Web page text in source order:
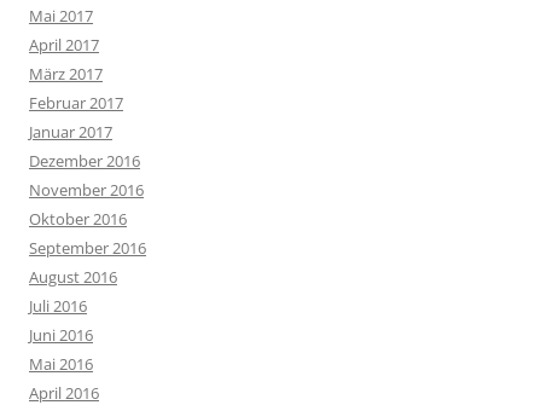
Mai 2017
April 2017
März 2017
Februar 2017
Januar 2017
Dezember 2016
November 2016
Oktober 2016
September 2016
August 2016
Juli 2016
Juni 2016
Mai 2016
April 2016